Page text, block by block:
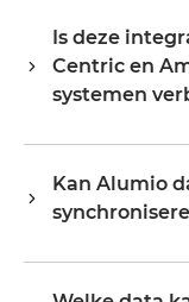
Is deze
Centric en
systemen
verbonden zijn,
ERP, PIM, WMS,
hergebruikt in
Organisaties
Kan Alumio